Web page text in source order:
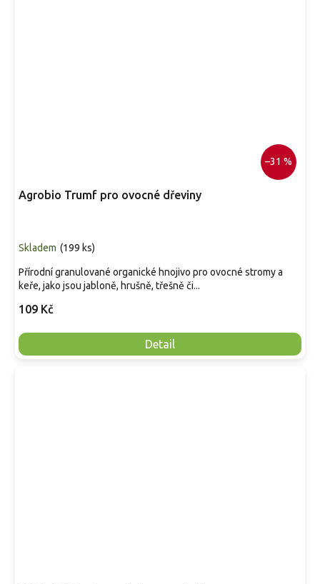
–31 %
Agrobio Trumf pro ovocné dřeviny
Skladem (199 ks)
109 Kč
Detail
Přírodní granulované organické hnojivo pro ovocné stromy a
keře, jako jsou jabloně, hrušně, třešně či...